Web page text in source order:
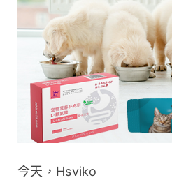
今天，Hsviko